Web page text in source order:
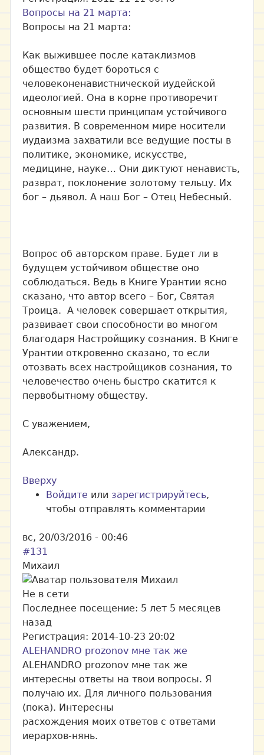
Вопросы на 21 марта:
Вопросы на 21 марта:
Как выжившее после катаклизмов
общество будет бороться с
человеконенавистнической иудейской
идеологией. Она в корне противоречит
основным шести принципам устойчивого
развития. В современном мире носители
иудаизма захватили все ведущие посты в
политике, экономике, искусстве,
медицине, науке… Они диктуют ненависть,
разврат, поклонение золотому тельцу. Их
бог – дьявол. А наш Бог – Отец Небесный.
Вопрос об авторском праве. Будет ли в
будущем устойчивом обществе оно
соблюдаться. Ведь в Книге Урантии ясно
сказано, что автор всего – Бог, Святая
Троица. А человек совершает открытия,
развивает свои способности во многом
благодаря Настройщику сознания. В Книге
Урантии откровенно сказано, то если
отозвать всех настройщиков сознания, то
человечество очень быстро скатится к
первобытному обществу.
С уважением,
Александр.
Вверху
Войдите или зарегистрируйтесь,
чтобы отправлять комментарии
вс, 20/03/2016 - 00:46
#131
Михаил
Не в сети
Последнее посещение: 5 лет 5 месяцев
назад
Регистрация: 2014-10-23 20:02
ALEHANDRO prozonov мне так же
ALEHANDRO prozonov мне так же
интересны ответы на твои вопросы. Я
получаю их. Для личного пользования
(пока). Интересны
расхождения моих ответов с ответами
иерархов-нянь.